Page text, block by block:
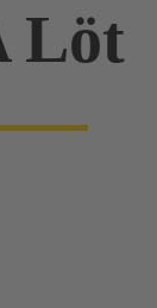
Löt